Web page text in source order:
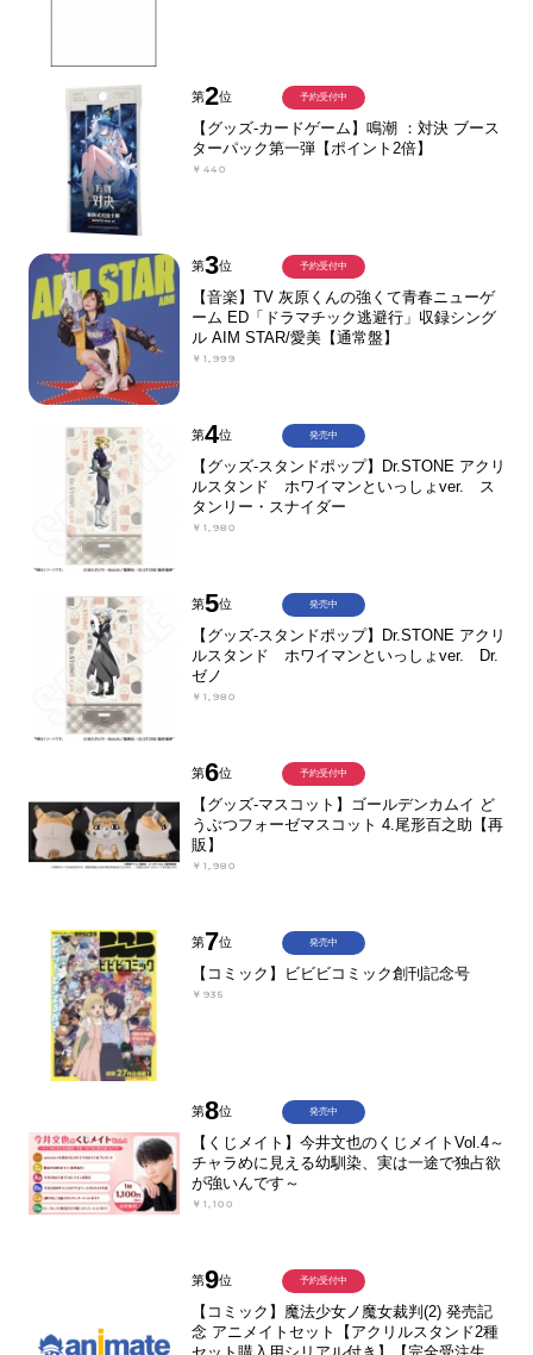
第2位
【グッズ-カードゲーム】鳴潮 ：対決 ブース
ターパック第一弾【ポイント2倍】
￥440
予約受付中
第3位
【音楽】TV 灰原くんの強くて青春ニューゲ
ーム ED「ドラマチック逃避行」収録シング
ル AIM STAR/愛美【通常盤】
￥1,999
予約受付中
第4位
【グッズ-スタンドポップ】Dr.STONE アクリ
ルスタンド ホワイマンといっしょver. ス
タンリー・スナイダー
￥1,980
発売中
第5位
【グッズ-スタンドポップ】Dr.STONE アクリ
ルスタンド ホワイマンといっしょver. Dr.
ゼノ
￥1,980
発売中
第6位
【グッズ-マスコット】ゴールデンカムイ ど
うぶつフォーゼマスコット 4.尾形百之助【再
販】
￥1,980
予約受付中
第7位
【コミック】ビビビコミック創刊記念号
￥935
発売中
第8位
【くじメイト】今井文也のくじメイトVol.4～
チャラめに見える幼馴染、実は一途で独占欲
が強いんです～
￥1,100
発売中
第9位
【コミック】魔法少女ノ魔女裁判(2) 発売記
念 アニメイトセット【アクリルスタンド2種
予約受付中